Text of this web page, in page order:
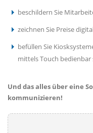
beschildern Sie
zeichnen Sie Preise
befüllen Sie
mittels Touch bedienbar
Und das alles über eine
kommunizieren!